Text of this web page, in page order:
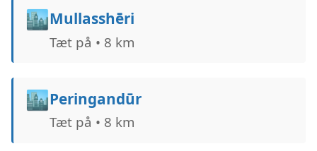
🏙️Mullasshēri
Tæt på • 8 km
🏙️Peringandūr
Tæt på • 8 km